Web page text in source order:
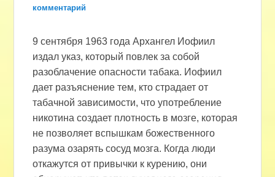
комментарий
9 сентября 1963 года Архангел Иофиил
издал указ, который повлек за собой
разоблачение опасности табака. Иофиил
дает разъяснение тем, кто страдает от
табачной зависимости, что употребление
никотина создает плотность в мозге, которая
не позволяет вспышкам божественного
разума озарять сосуд мозга. Когда люди
откажутся от привычки к курению, они